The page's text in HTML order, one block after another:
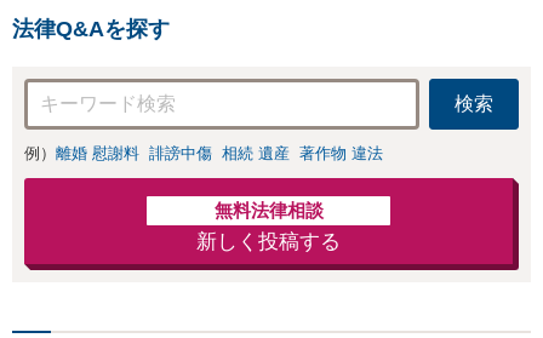
法律Q&Aを探す
検索
例） 離婚 慰謝料 誹謗中傷 相続 遺産 著作物 違法
無料法律相談
新しく投稿する